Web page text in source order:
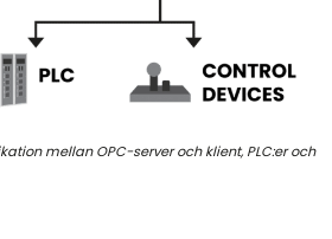
mellan OPC-server och klient, PLC:er och